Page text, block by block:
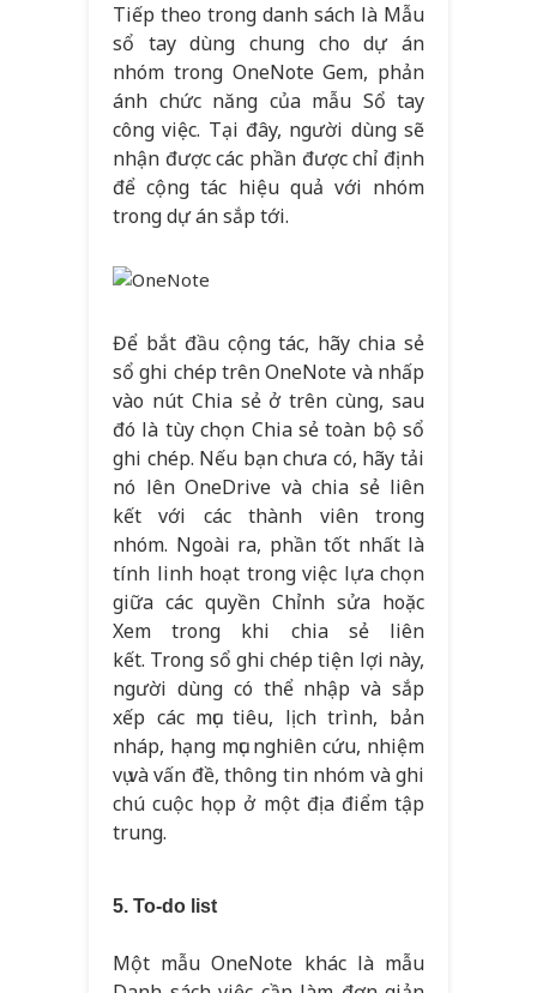
Tiếp theo trong danh sách là Mẫu
sổ tay dùng chung cho dự án
nhóm trong OneNote Gem, phản
ánh chức năng của mẫu Sổ tay
công việc. Tại đây, người dùng sẽ
nhận được các phần được chỉ định
để cộng tác hiệu quả với nhóm
trong dự án sắp tới.
Để bắt đầu cộng tác, hãy chia sẻ
sổ ghi chép trên OneNote và nhấp
vào nút Chia sẻ ở trên cùng, sau
đó là tùy chọn Chia sẻ toàn bộ sổ
ghi chép. Nếu bạn chưa có, hãy tải
nó lên OneDrive và chia sẻ liên
kết với các thành viên trong
nhóm. Ngoài ra, phần tốt nhất là
tính linh hoạt trong việc lựa chọn
giữa các quyền Chỉnh sửa hoặc
Xem trong khi chia sẻ liên
kết. Trong sổ ghi chép tiện lợi này,
người dùng có thể nhập và sắp
xếp các mục tiêu, lịch trình, bản
nháp, hạng mục nghiên cứu, nhiệm
vụ và vấn đề, thông tin nhóm và ghi
chú cuộc họp ở một địa điểm tập
trung.
5. To-do list
Một mẫu OneNote khác là mẫu